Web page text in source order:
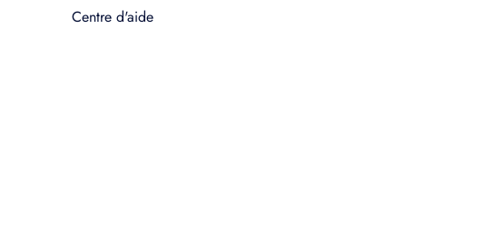
Centre d'aide